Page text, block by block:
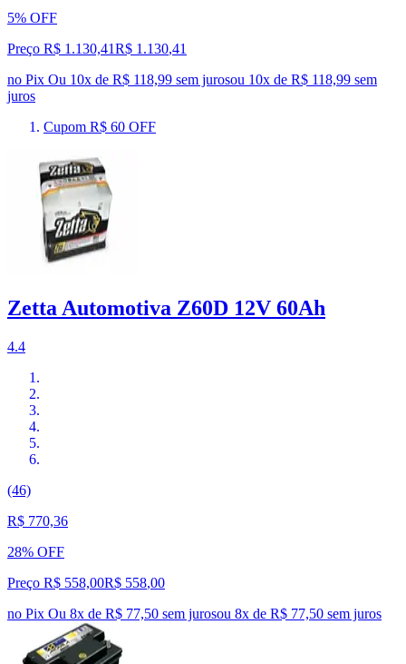
5% OFF
Preço R$ 1.130,41R$ 1.130,41
no Pix Ou 10x de R$ 118,99 sem jurosou 10x de R$ 118,99 sem
juros
Cupom R$ 60 OFF
Zetta Automotiva Z60D 12V 60Ah
4.4
(46)
R$ 770,36
28% OFF
Preço R$ 558,00R$ 558,00
no Pix Ou 8x de R$ 77,50 sem jurosou 8x de R$ 77,50 sem juros